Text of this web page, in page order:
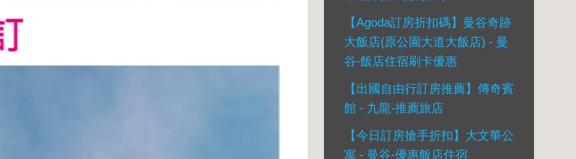
【Agoda訂房折扣碼】曼谷奇跡
大飯店(原公園大道大飯店) - 曼
谷-飯店住宿刷卡優惠
【出國自由行訂房推薦】傳奇賓
館 - 九龍-推薦旅店
【今日訂房搶手折扣】大文華公
寓 - 曼谷-優惠飯店住宿